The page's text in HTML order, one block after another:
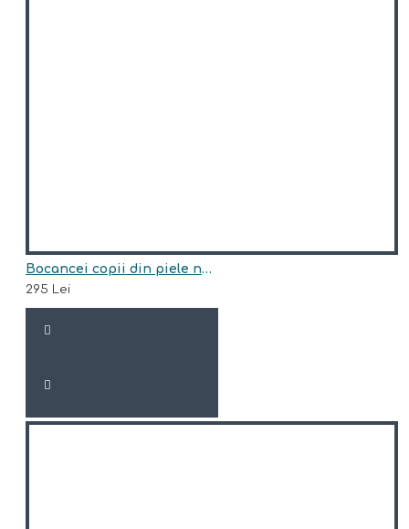
Bocancei copii din piele naturala model ARI BLANA
295 Lei